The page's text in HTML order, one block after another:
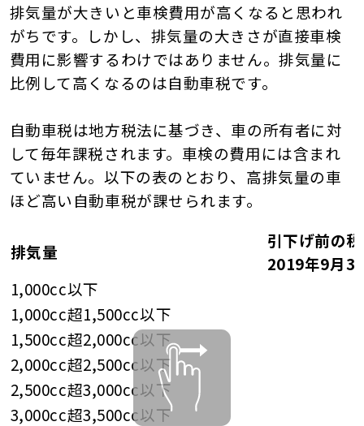
排気量が大きいと車検費用が高くなると思われ
がちです。しかし、排気量の大きさが直接車検
費用に影響するわけではありません。排気量に
比例して高くなるのは自動車税です。
自動車税は地方税法に基づき、車の所有者に対
して毎年課税されます。車検の費用には含まれ
ていません。以下の表のとおり、高排気量の車
ほど高い自動車税が課せられます。
排気量
引下げ前の
2019年9月
1,000cc以下
1,000cc超1,500cc以下
1,500cc超2,000cc以下
2,000cc超2,500cc以下
2,500cc超3,000cc以下
3,000cc超3,500cc以下